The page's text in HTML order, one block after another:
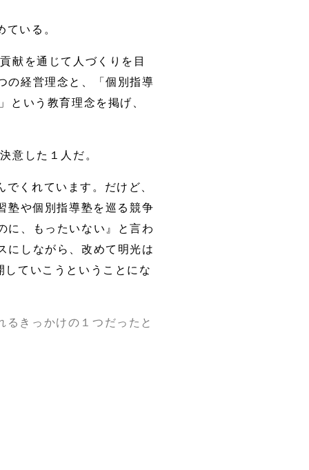
いる。
献を通じて人づくりを目
の経営理念と、「個別指導
という教育理念を掲げ、
意した１人だ。
くれています。だけど、
塾や個別指導塾を巡る競争
に、もったいない』と言わ
にしながら、改めて明光は
ていこうということにな
きっかけの１つだったと